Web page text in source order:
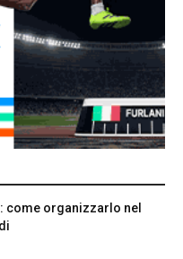
come organizzarlo nel